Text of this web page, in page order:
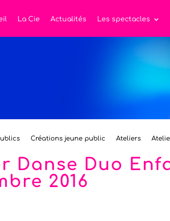
La Cie Actualités Les spectacles
Créations jeune public Ateliers
Danse Duo
2016